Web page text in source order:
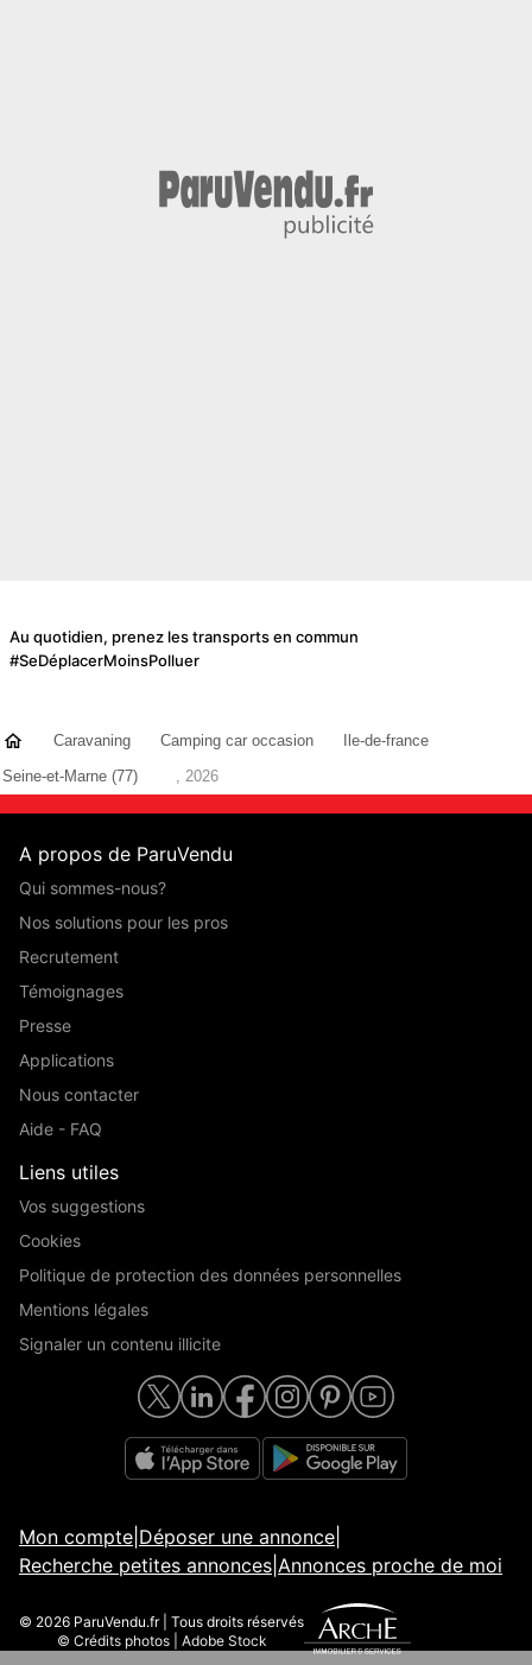
Au quotidien, prenez les transports en commun
#SeDéplacerMoinsPolluer
Caravaning Camping car occasion
Ile-de-france
Seine-et-Marne (77)
, 2026
A propos de ParuVendu
Qui sommes-nous?
Nos solutions pour les pros
Recrutement
Témoignages
Presse
Applications
Nous contacter
Aide - FAQ
Liens utiles
Vos suggestions
Cookies
Politique de protection des données personnelles
Mentions légales
Signaler un contenu illicite
Mon compte Déposer une annonce
Recherche petites annonces Annonces proche de moi
© 2026 ParuVendu.fr | Tous droits réservés
© Crédits photos | Adobe Stock